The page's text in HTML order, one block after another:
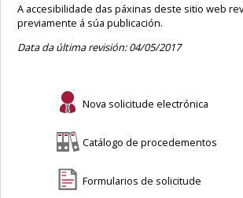
A accesibilidade das páxinas deste sitio web
previamente á súa publicación.
Data da última revisión: 04/05/2017
Nova solicitude electrónica
Catálogo de procedementos
Formularios de solicitude